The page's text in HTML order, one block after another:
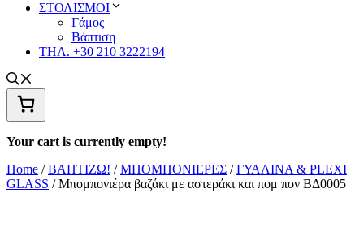
ΣΤΟΛΙΣΜΟΙ
Γάμος
Βάπτιση
ΤΗΛ. +30 210 3222194
Your cart is currently empty!
Home /ΒΑΠΤΙΖΩ! /ΜΠΟΜΠΟΝΙΕΡΕΣ /ΓΥΑΛΙΝΑ & PLEXI
GLASS / Μπομπονιέρα βαζάκι με αστεράκι και πομ πον ΒΔ0005